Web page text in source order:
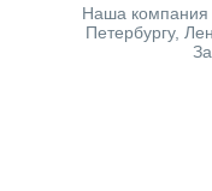
Наша компания
Петербургу,